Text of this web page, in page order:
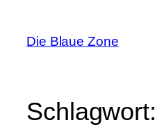
springen
Die Blaue Zone
Schlagwort: